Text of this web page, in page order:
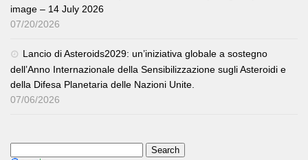
image – 14 July 2026
07/20/2026
Lancio di Asteroids2029: un’iniziativa globale a sostegno
dell’Anno Internazionale della Sensibilizzazione sugli Asteroidi e
della Difesa Planetaria delle Nazioni Unite.
07/06/2026